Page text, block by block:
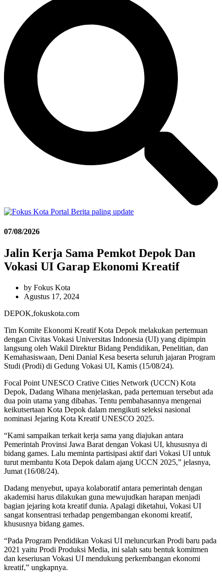
07/08/2026
Jalin Kerja Sama Pemkot Depok Dan
Vokasi UI Garap Ekonomi Kreatif
by Fokus Kota
Agustus 17, 2024
DEPOK,fokuskota.com
Tim Komite Ekonomi Kreatif Kota Depok melakukan pertemuan
dengan Civitas Vokasi Universitas Indonesia (UI) yang dipimpin
langsung oleh Wakil Direktur Bidang Pendidikan, Penelitian, dan
Kemahasiswaan, Deni Danial Kesa beserta seluruh jajaran Program
Studi (Prodi) di Gedung Vokasi UI, Kamis (15/08/24).
Focal Point UNESCO Crative Cities Network (UCCN) Kota
Depok, Dadang Wihana menjelaskan, pada pertemuan tersebut ada
dua poin utama yang dibahas. Tentu pembahasannya mengenai
keikutsertaan Kota Depok dalam mengikuti seleksi nasional
nominasi Jejaring Kota Kreatif UNESCO 2025.
“Kami sampaikan terkait kerja sama yang diajukan antara
Pemerintah Provinsi Jawa Barat dengan Vokasi UI, khususnya di
bidang games. Lalu meminta partisipasi aktif dari Vokasi UI untuk
turut membantu Kota Depok dalam ajang UCCN 2025,” jelasnya,
Jumat (16/08/24).
Dadang menyebut, upaya kolaboratif antara pemerintah dengan
akademisi harus dilakukan guna mewujudkan harapan menjadi
bagian jejaring kota kreatif dunia. Apalagi diketahui, Vokasi UI
sangat konsentrasi terhadap pengembangan ekonomi kreatif,
khususnya bidang games.
“Pada Program Pendidikan Vokasi UI meluncurkan Prodi baru pada
2021 yaitu Prodi Produksi Media, ini salah satu bentuk komitmen
dan keseriusan Vokasi UI mendukung perkembangan ekonomi
kreatif,” ungkapnya.